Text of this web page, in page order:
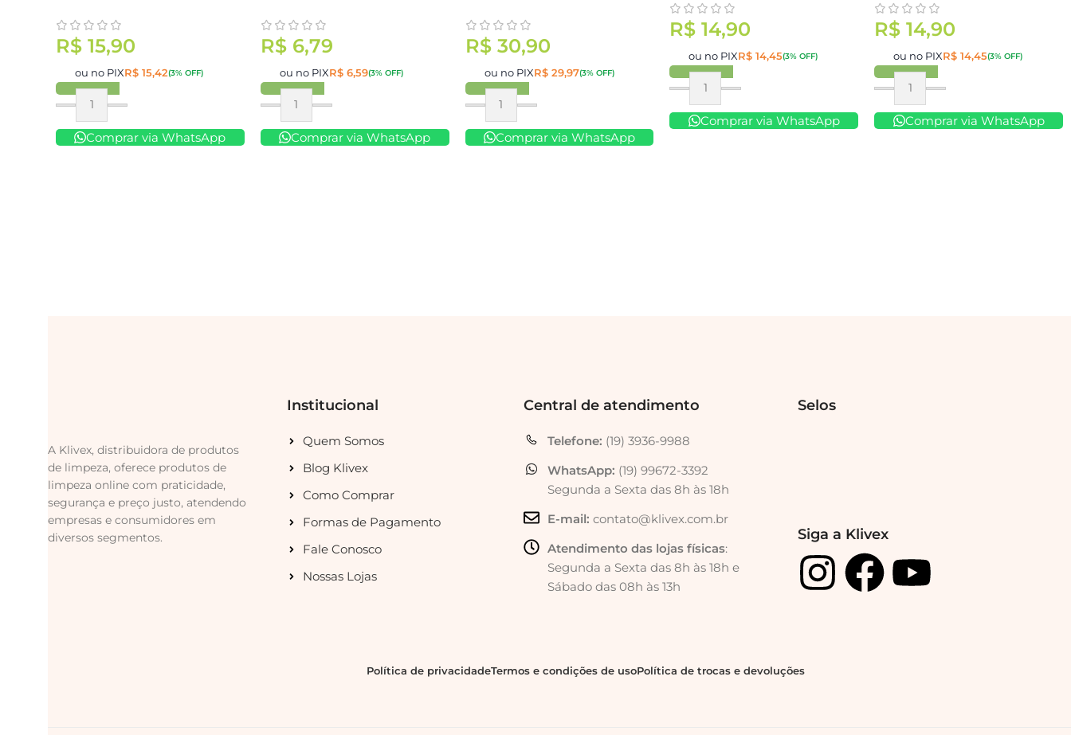
R$ 15,90
ou no PIXR$ 15,42(3% OFF)
Comprar
Comprar via WhatsApp
R$6,79
ou no PIXR$6,59(3% OFF)
Comprar
Comprar via WhatsApp
R$30,90
ou no PIXR$29,97(3% OFF)
Comprar
Comprar via WhatsApp
R$ 14,90
ou no PIXR$ 14,45(3% OFF)
Comprar
Comprar via WhatsApp
R$ 14,90
ou no PIXR$ 14,45(3% OFF)
Comprar
Comprar via WhatsApp
A Klivex, distribuidora de produtos
de limpeza, oferece produtos de
limpeza online com praticidade,
segurança e preço justo, atendendo
empresas e consumidores em
diversos segmentos.
Institucional
Quem Somos
Blog Klivex
Como Comprar
Formas de Pagamento
Fale Conosco
Nossas Lojas
Central de atendimento
Telefone: (19) 3936-9988
WhatsApp: (19) 99672-3392
Segunda a Sexta das 8h às 18h
E-mail: contato@klivex.com.br
Atendimento das lojas físicas:
Segunda a Sexta das 8h às 18h e
Sábado das 08h às 13h
Selos
Siga a Klivex
Política de privacidadeTermos e condições de usoPolítica de trocas e devoluções